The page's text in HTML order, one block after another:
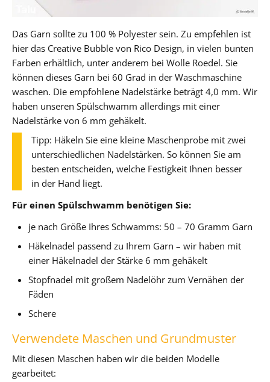
Das Garn sollte zu 100 % Polyester sein. Zu empfehlen ist
hier das Creative Bubble von Rico Design, in vielen bunten
Farben erhältlich, unter anderem bei Wolle Roedel. Sie
können dieses Garn bei 60 Grad in der Waschmaschine
waschen. Die empfohlene Nadelstärke beträgt 4,0 mm. Wir
haben unseren Spülschwamm allerdings mit einer
Nadelstärke von 6 mm gehäkelt.
Tipp: Häkeln Sie eine kleine Maschenprobe mit zwei
unterschiedlichen Nadelstärken. So können Sie am
besten entscheiden, welche Festigkeit Ihnen besser
in der Hand liegt.
Für einen Spülschwamm benötigen Sie:
je nach Größe Ihres Schwamms: 50 – 70 Gramm Garn
Häkelnadel passend zu Ihrem Garn – wir haben mit
einer Häkelnadel der Stärke 6 mm gehäkelt
Stopfnadel mit großem Nadelöhr zum Vernähen der
Fäden
Schere
Verwendete Maschen und Grundmuster
Mit diesen Maschen haben wir die beiden Modelle
gearbeitet: